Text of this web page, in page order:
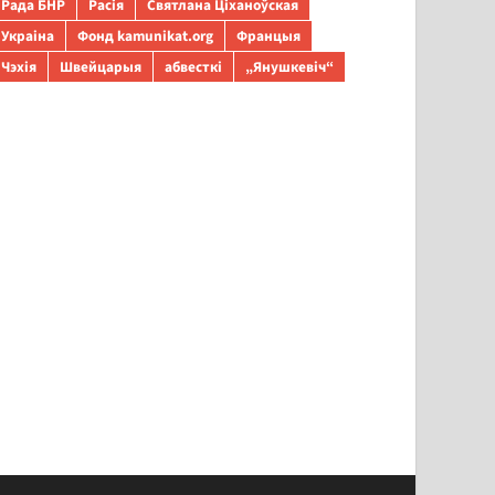
Рада БНР Расія
Святлана Ціханоўская
Украіна
Фонд kamunikat.org
Францыя
Чэхія
Швейцарыя абвесткі „Янушкевіч“